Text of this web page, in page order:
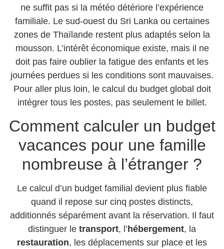
ne suffit pas si la météo détériore l’expérience
familiale. Le sud-ouest du Sri Lanka ou certaines
zones de Thaïlande restent plus adaptés selon la
mousson. L’intérêt économique existe, mais il ne
doit pas faire oublier la fatigue des enfants et les
journées perdues si les conditions sont mauvaises.
Pour aller plus loin, le calcul du budget global doit
intégrer tous les postes, pas seulement le billet.
Comment calculer un budget
vacances pour une famille
nombreuse à l’étranger ?
Le calcul d’un budget familial devient plus fiable
quand il repose sur cinq postes distincts,
additionnés séparément avant la réservation. Il faut
distinguer le transport, l’ hébergement, la
restauration, les déplacements sur place et les